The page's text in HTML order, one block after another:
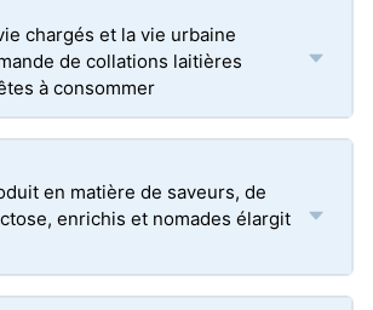
chargés et la vie urbaine
de collations laitières
à consommer
en matière de saveurs, de
enrichis et nomades élargit